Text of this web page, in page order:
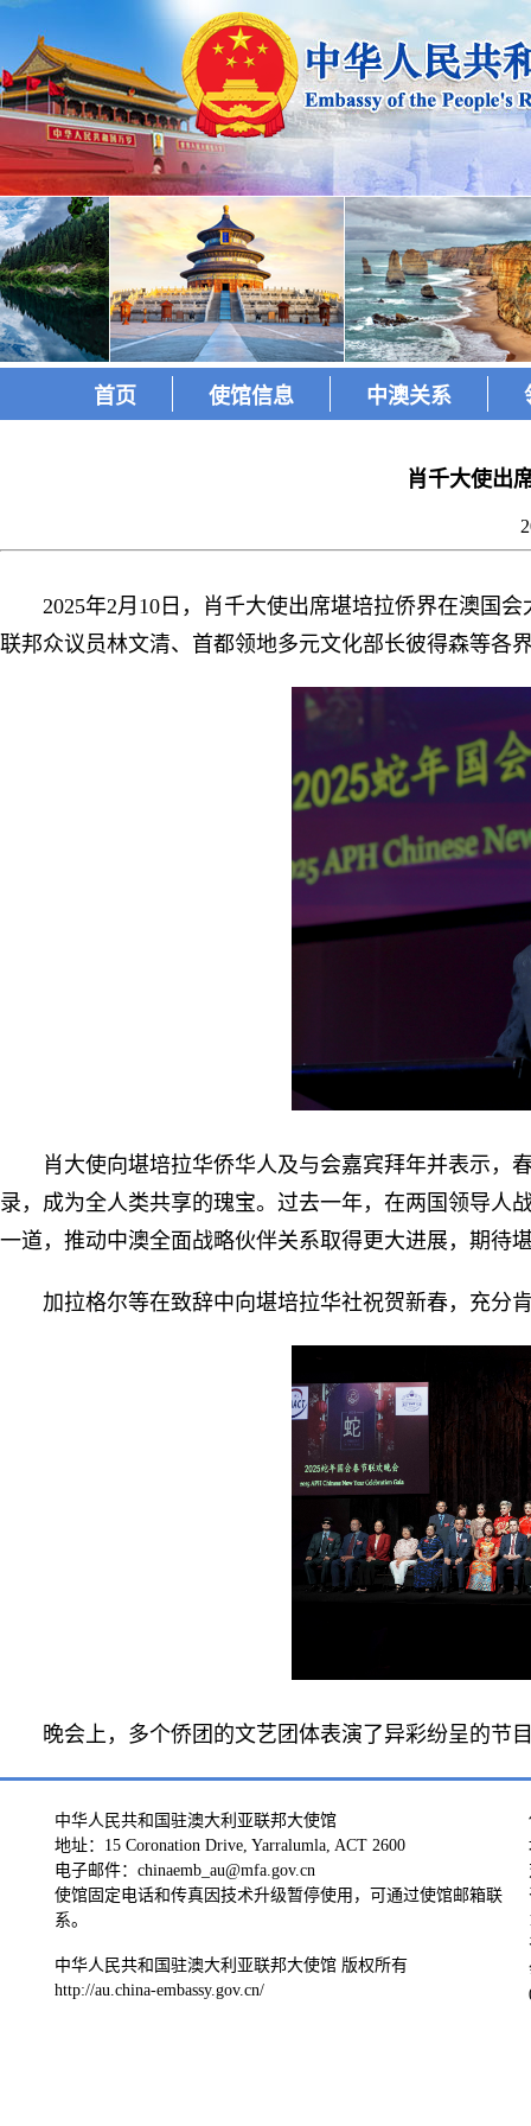
首页 使馆信息 中澳关系
肖千大使出
2025年2月10日，肖千大使出席堪培拉侨界在澳国会
联邦众议员林文清、首都领地多元文化部长彼得森等各
肖大使向堪培拉华侨华人及与会嘉宾拜年并表示，
录，成为全人类共享的瑰宝。过去一年，在两国领导人
一道，推动中澳全面战略伙伴关系取得更大进展，期待
加拉格尔等在致辞中向堪培拉华社祝贺新春，充分
晚会上，多个侨团的文艺团体表演了异彩纷呈的节
中华人民共和国驻澳大利亚联邦大使馆
地址：15 Coronation Drive, Yarralumla, ACT 2600
电子邮件：chinaemb_au@mfa.gov.cn
使馆固定电话和传真因技术升级暂停使用，可通过使馆邮箱联
系。
中华人民共和国驻澳大利亚联邦大使馆 版权所有
http://au.china-embassy.gov.cn/